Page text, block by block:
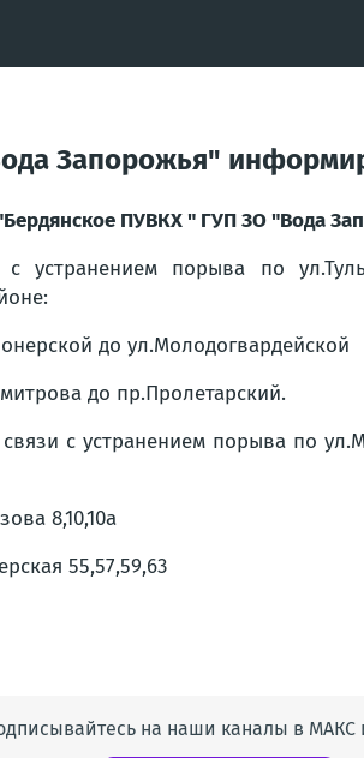
Запорожья"
ПУВКХ " ГУП ЗО "Вода
устранением порыва по
до ул.Молодогвардейской
до пр.Пролетарский.
с устранением порыва по
8,10,10а
55,57,59,63
на наши каналы в МАКС